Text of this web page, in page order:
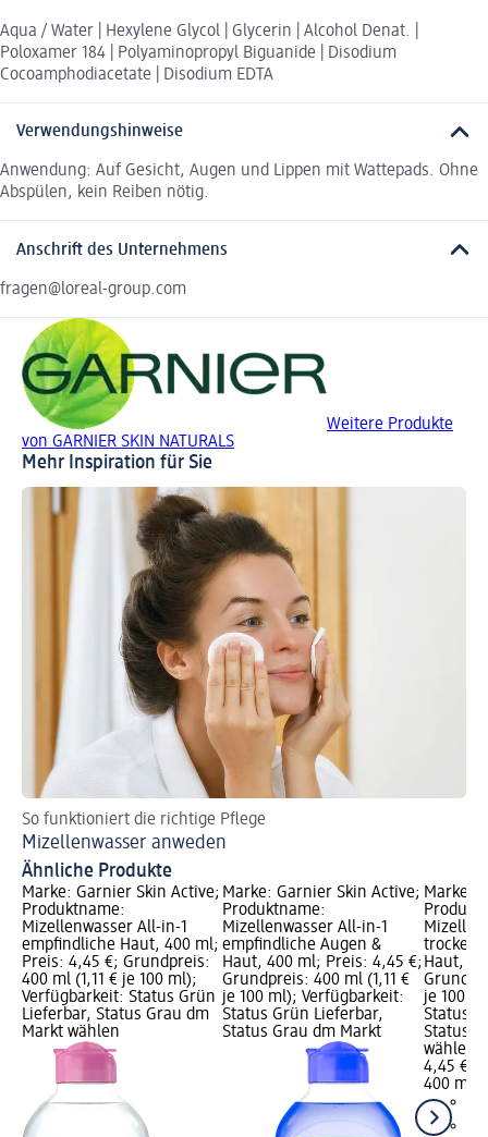
Aqua / Water | Hexylene Glycol | Glycerin | Alcohol Denat. |
Poloxamer 184 | Polyaminopropyl Biguanide | Disodium
Cocoamphodiacetate | Disodium EDTA
Verwendungshinweise
Anwendung: Auf Gesicht, Augen und Lippen mit Wattepads. Ohne
Abspülen, kein Reiben nötig.
Anschrift des Unternehmens
fragen@loreal-group.com
Weitere Produkte
von GARNIER SKIN NATURALS
Mehr Inspiration für Sie
So funktioniert die richtige Pflege
Mizellenwasser anweden
Ähnliche Produkte
Marke: Garnier Skin Active;
Produktname:
Mizellenwasser All-in-1
empfindliche Haut, 400 ml;
Preis: 4,45 €; Grundpreis:
400 ml (1,11 € je 100 ml);
Verfügbarkeit: Status Grün
Lieferbar, Status Grau dm
Markt wählen
Marke: Garnier Skin Active;
Produktname:
Mizellenwasser All-in-1
empfindliche Augen &
Haut, 400 ml; Preis: 4,45 €;
Grundpreis: 400 ml (1,11 €
je 100 ml); Verfügbarkeit:
Status Grün Lieferbar,
Status Grau dm Markt
Marke:
Haut,
je 100
Status
Status
wählen
4,45 €
400 ml